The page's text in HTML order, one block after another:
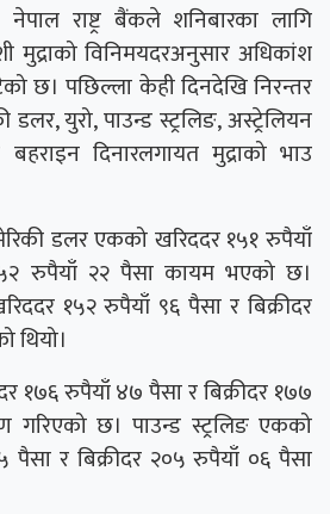
नेपाल राष्ट्र बैंकले शनिबारका लागि
मुद्राको विनिमयदरअनुसार अधिकांश
छ। पछिल्ला केही दिनदेखि निरन्तर
युरो, पाउन्ड स्ट्रलिङ, अस्ट्रेलियन
दिनारलगायत मुद्राको भाउ
डलर एकको खरिददर १५१ रुपैयाँ
रुपैयाँ २२ पैसा कायम भएको छ।
१५२ रुपैयाँ ९६ पैसा र बिक्रीदर
थियो।
१७६ रुपैयाँ ४७ पैसा र बिक्रीदर १७७
गरिएको छ। पाउन्ड स्ट्रलिङ एकको
र बिक्रीदर २०५ रुपैयाँ ०६ पैसा